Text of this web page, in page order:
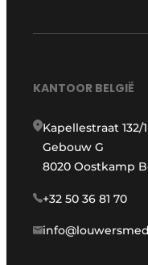
KANTOOR BELGIË
Kapellestraat 132/1
Gebouw G
8020 Oostkamp
+32 50 36 81 70